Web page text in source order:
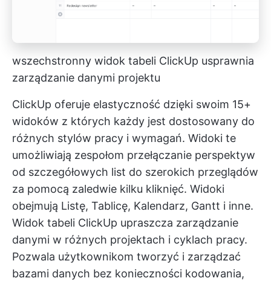
wszechstronny widok tabeli ClickUp usprawnia
zarządzanie danymi projektu
ClickUp oferuje elastyczność dzięki swoim 15+
widoków z których każdy jest dostosowany do
różnych stylów pracy i wymagań. Widoki te
umożliwiają zespołom przełączanie perspektyw
od szczegółowych list do szerokich przeglądów
za pomocą zaledwie kilku kliknięć. Widoki
obejmują Listę, Tablicę, Kalendarz, Gantt i inne.
Widok tabeli ClickUp upraszcza zarządzanie
danymi w różnych projektach i cyklach pracy.
Pozwala użytkownikom tworzyć i zarządzać
bazami danych bez konieczności kodowania,